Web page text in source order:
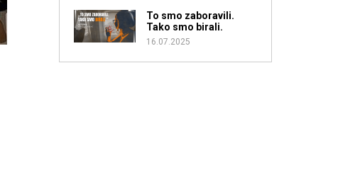
To smo zaboravili.
Tako smo birali.
16.07.2025